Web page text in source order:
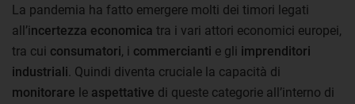
La pandemia ha fatto emergere molti dei timori legati
all’incertezza economica tra i vari attori economici europei,
tra cui consumatori, i commercianti e gli imprenditori
industriali . Quindi diventa cruciale la capacità di
monitorare le aspettative di queste categorie all’interno di